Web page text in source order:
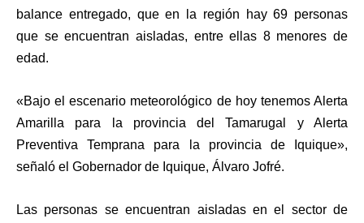
balance entregado, que en la región hay 69 personas
que se encuentran aisladas, entre ellas 8 menores de
edad.
«Bajo el escenario meteorológico de hoy tenemos Alerta
Amarilla para la provincia del Tamarugal y Alerta
Preventiva Temprana para la provincia de Iquique»,
señaló el Gobernador de Iquique, Álvaro Jofré.
Las personas se encuentran aisladas en el sector de